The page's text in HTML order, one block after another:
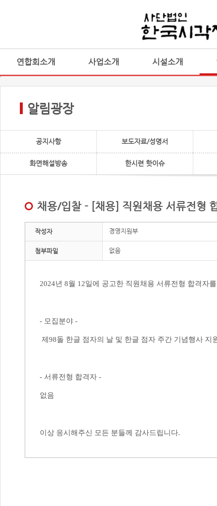
연합회소개 사업소개 시설소개
알림광장
공지사항 보도자료/성명서
화면해설방송 한시련 핫이슈
채용/입찰 - [채용] 직원채용 서류전형
작성자 경영지원부
첨부파일 없음
2024년 8월 12일에 공고한 직원채용 서류전형 합격자
- 모집분야 -
제 98돌 한글 점자의 날 및 한글 점자 주간 기념행사 지
- 서류전형 합격자 -
없음
이상 응시해주신 모든 분들께 감사드립니다.